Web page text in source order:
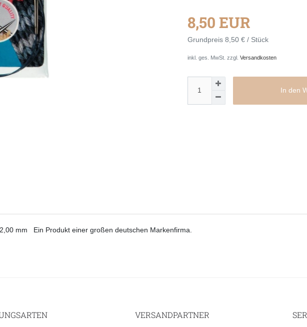
8,50 EUR
Grundpreis 8,50 € / Stück
inkl. ges. MwSt. zzgl. Versandkosten
In den
mm Ein Produkt einer großen deutschen Markenfirma.
VERSANDPARTNER